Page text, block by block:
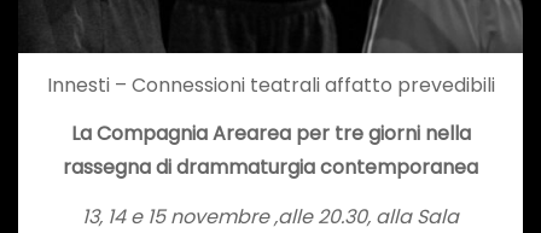
Innesti – Connessioni teatrali affatto prevedibili
La Compagnia Arearea per tre giorni nella
rassegna di drammaturgia contemporanea
13, 14 e 15 novembre ,alle 20.30, alla Sala